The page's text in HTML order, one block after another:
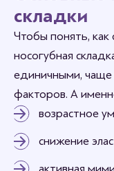
складки
Чтобы понять, как
носогубная
единичными, чаще
факторов. А
возрастное
снижение